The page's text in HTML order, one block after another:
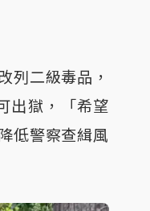
列二級毒品，
出獄，「希望
低警察查緝風